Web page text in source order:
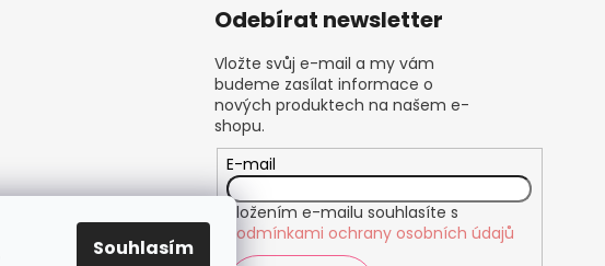
Souhlasím
Odebírat newsletter
Vložte svůj e-mail a my vám
budeme zasílat informace o
nových produktech na našem e-
shopu.
E-mail
Vložením e-mailu souhlasíte s
podmínkami ochrany osobních údajů